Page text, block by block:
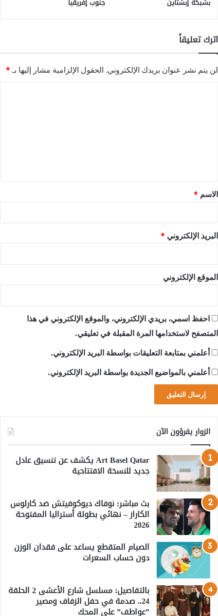
اترك تعليقاً
لن يتم نشر عنوان بريدك الإلكتروني. الحقول الإلزامية مشار إليها بـ*
*
الاسم *
البريد الإلكتروني *
الموقع الإلكتروني
احفظ اسمي، بريدي الإلكتروني، والموقع الإلكتروني في هذا
المتصفح لاستخدامها المرة المقبلة في تعليقي.
أعلمني بمتابعة التعليقات بواسطة البريد الإلكتروني.
أعلمني بالمواضيع الجديدة بواسطة البريد الإلكتروني.
الزوار يقرؤون الآن
Art Basel Qatar يكشف عن تنسيق عادل
جديد للنسخة الافتتاحية
بث مباشر: نوفاك ديوكوفيتش ضد كارلوس
الكاراز – نهائي بطولة أستراليا المفتوحة
2026
الصيام المتقطع يساعد على فقدان الوزن
دون حساب السعرات
بالتفاصيل: مسلسل شارع الأعشى 2 الحلقة
24.. صدمة في حفل الزفاف ومصير
”عواطف” على المحك